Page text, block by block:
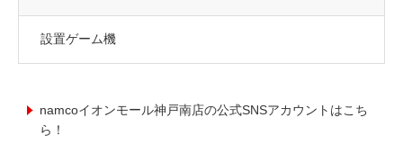
設置ゲーム機
namcoイオンモール神戸南店の公式SNSアカウントはこち
ら！